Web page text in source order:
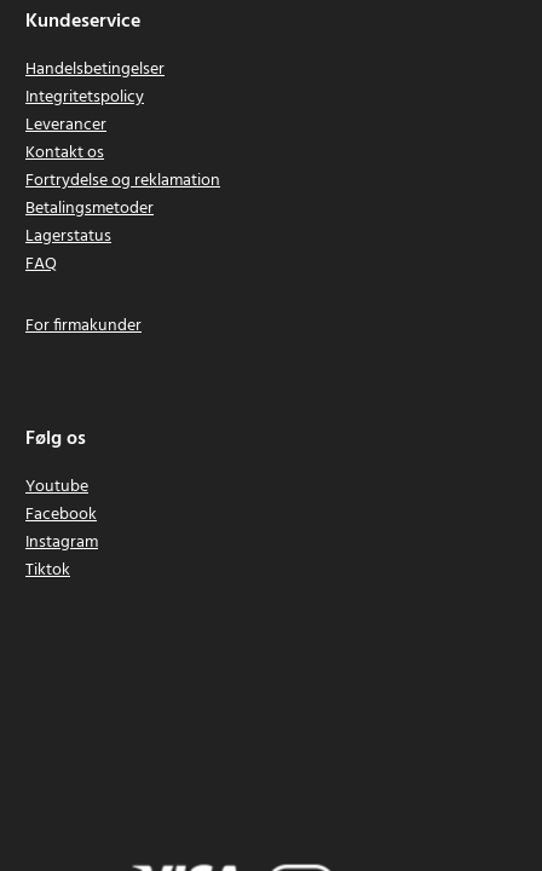
Kundeservice
Handelsbetingelser
Integritetspolicy
Leverancer
Kontakt os
Fortrydelse og reklamation
Betalingsmetoder
Lagerstatus
FAQ
For firmakunder
Følg os
Youtube
Facebook
Instagram
Tiktok